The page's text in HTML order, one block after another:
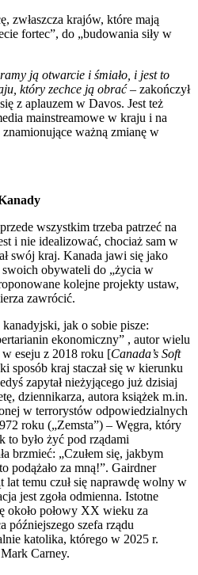
zwłaszcza krajów, które mają
fortec”, do „budowania siły w
ją otwarcie i śmiało, i jest to
który zechce ją obrać– zakończył
z aplauzem w Davos. Jest też
mainstreamowe w kraju i na
ważną zmianę w
wszystkim trzeba patrzeć na
i nie idealizować, chociaż sam w
swój kraj. Kanada jawi się jako
obywateli do „życia w
kolejne projekty ustaw,
zawrócić.
jak o sobie pisze:
ekonomiczny” , autor wielu
w eseju z 2018 roku [Canada’s Soft
sposób kraj staczał się w kierunku
zapytał nieżyjącego już dzisiaj
dziennikarza, autora książek m.in.
w terrorystów odpowiedzialnych
roku („Zemsta”) – Węgra, który
to było żyć pod rządami
brzmieć: „Czułem się, jakbym
podążało za mną!”. Gairdner
lat temu czuł się naprawdę wolny w
jest zgoła odmienna. Istotne
około połowy XX wieku za
późniejszego szefa rządu
katolika, którego w 2025 r.
Carney.